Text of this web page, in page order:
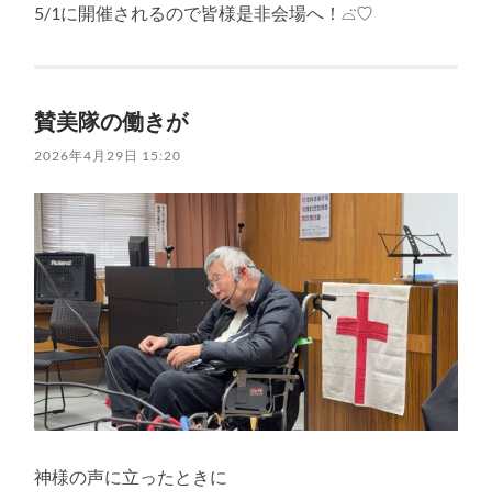
5/1に開催されるので皆様是非会場へ！⌓̈♡
賛美隊の働きが
2026年4月29日 15:20
神様の声に立ったときに